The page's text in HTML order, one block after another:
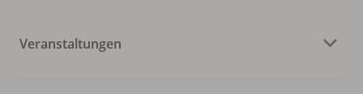
Veranstaltungen